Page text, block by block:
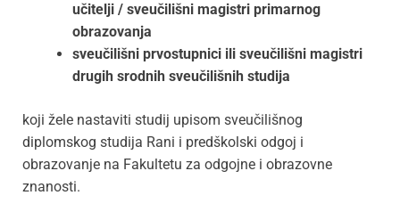
učitelji / sveučilišni magistri primarnog
obrazovanja
sveučilišni prvostupnici ili sveučilišni magistri
drugih srodnih sveučilišnih studija
koji žele nastaviti studij upisom sveučilišnog
diplomskog studija Rani i predškolski odgoj i
obrazovanje na Fakultetu za odgojne i obrazovne
znanosti.